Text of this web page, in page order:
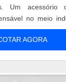
Um acessório
no meio
Esse tipo de
de cargas
corrosão, é
do parafuso ...
AGORA